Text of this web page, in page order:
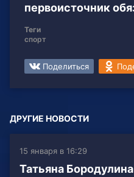
первоисточник
Теги
спорт
Поделиться
ДРУГИЕ НОВОСТИ
15 января в 16:29
Татьяна